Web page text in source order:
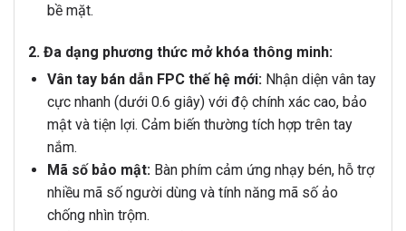
bề mặt.
2. Đa dạng phương thức mở khóa thông minh:
Vân tay bán dẫn FPC thế hệ mới:Nhận diện vân tay
cực nhanh (dưới 0.6 giây) với độ chính xác cao, bảo
mật và tiện lợi. Cảm biến thường tích hợp trên tay
nắm.
Mã số bảo mật:Bàn phím cảm ứng nhạy bén, hỗ trợ
nhiều mã số người dùng và tính năng mã số ảo
chống nhìn trộm.